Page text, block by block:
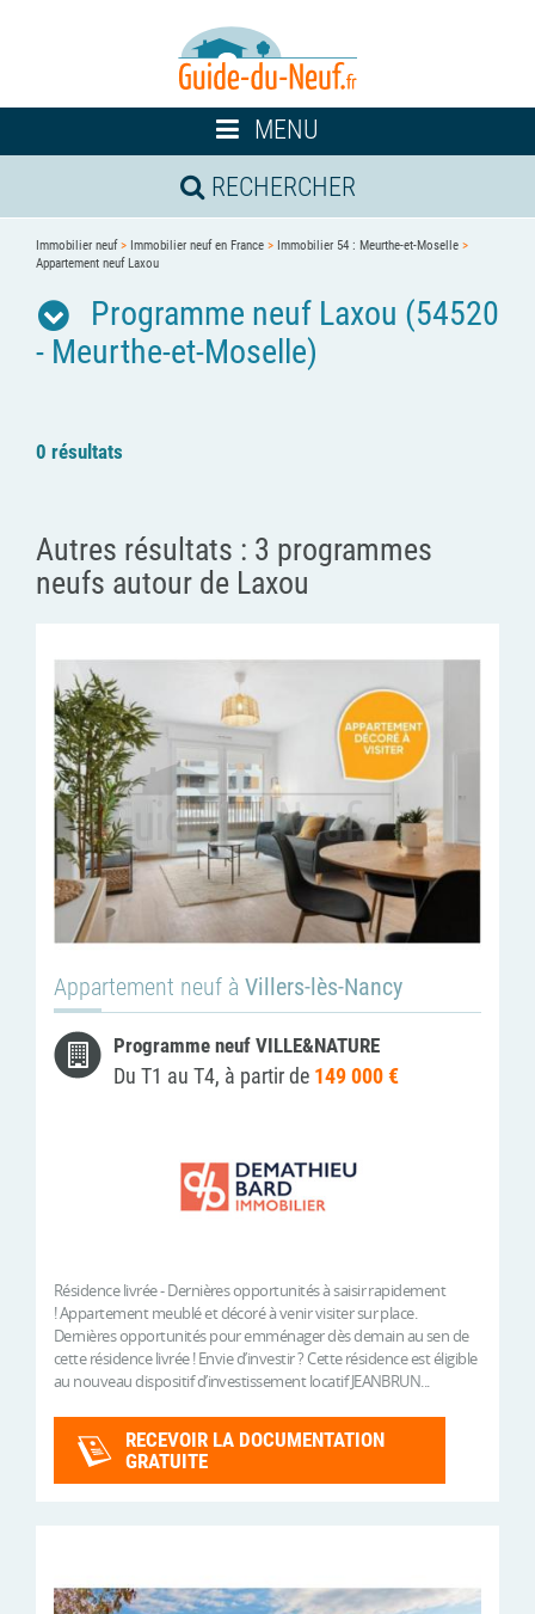
Toggle
navigation
MENU
RECHERCHER
Immobilier neuf> Immobilier neuf en France > Immobilier 54 : Meurthe-et-Moselle >
Appartement neuf Laxou
Programme neuf Laxou (54520
- Meurthe-et-Moselle)
0 résultats
Autres résultats : 3 programmes
neufs autour de Laxou
Appartement neuf à Villers-lès-Nancy
Programme neuf VILLE&NATURE
Du T1 au T4, à partir de 149 000 €
Résidence livrée - Dernières opportunités à saisir rapidement
! Appartement meublé et décoré à venir visiter sur place.
Dernières opportunités pour emménager dès demain au sen de
cette résidence livrée ! Envie d’investir ? Cette résidence est éligible
au nouveau dispositif d’investissement locatif JEANBRUN...
RECEVOIR LA DOCUMENTATION
GRATUITE